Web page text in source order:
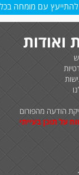
עם מומחה בכל
ואודות
הודעה מהפורום
על תוכן בעייתי